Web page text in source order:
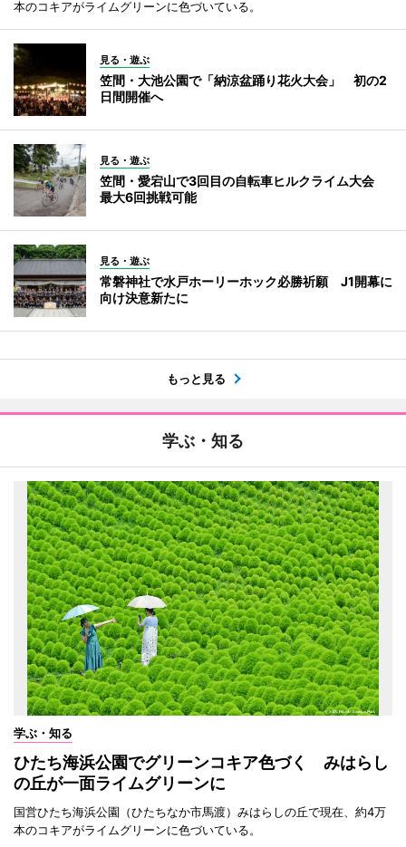
本のコキアがライムグリーンに色づいている。
見る・遊ぶ
笠間・大池公園で「納涼盆踊り花火大会」 初の2
日間開催へ
見る・遊ぶ
笠間・愛宕山で3回目の自転車ヒルクライム大会
最大6回挑戦可能
見る・遊ぶ
常磐神社で水戸ホーリーホック必勝祈願 J1開幕に
向け決意新たに
もっと見る
学ぶ・知る
学ぶ・知る
ひたち海浜公園でグリーンコキア色づく みはらし
の丘が一面ライムグリーンに
国営ひたち海浜公園（ひたちなか市馬渡）みはらしの丘で現在、約4万
本のコキアがライムグリーンに色づいている。